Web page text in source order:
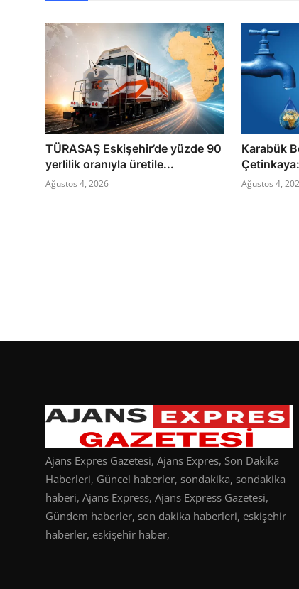
TÜRASAŞ Eskişehir’de yüzde 90
yerlilik oranıyla üretile...
Ağustos 4, 2026
Karabük
Ağustos 4,
Ajans Expres Gazetesi, Ajans Expres, Son Dakika
Haberleri, Güncel haberler, sondakika, sondakika
haberi, Ajans Express, Ajans Express Gazetesi,
Gündem haberler, son dakika haberleri, eskişehir
haberler, eskişehir haber,